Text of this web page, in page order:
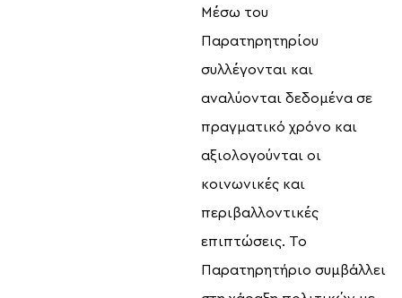
Μέσω του
Παρατηρητηρίου
συλλέγονται και
αναλύονται δεδομένα σε
πραγματικό χρόνο και
αξιολογούνται οι
κοινωνικές και
περιβαλλοντικές
επιπτώσεις. Το
Παρατηρητήριο συμβάλλει